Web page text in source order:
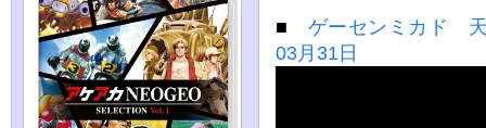
■ ゲーセンミカド
03月31日